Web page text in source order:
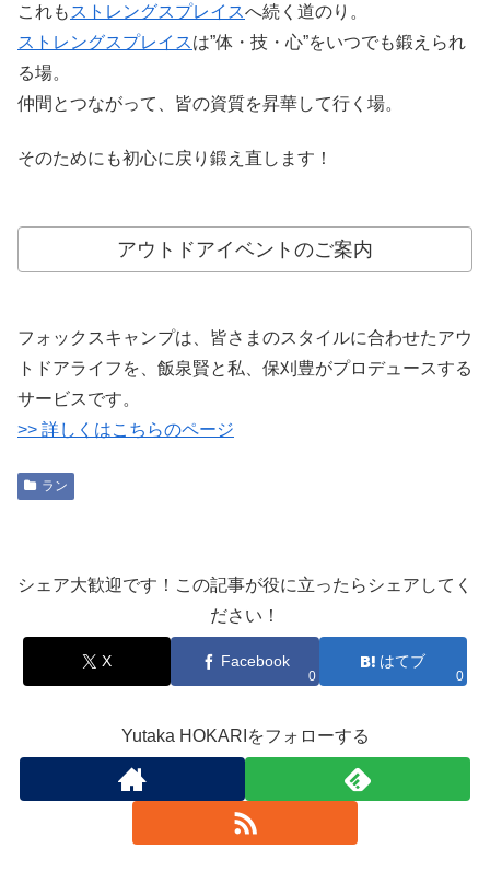
これも ストレングスプレイスへ続く道のり。
ストレングスプレイスは”体・技・心”をいつでも鍛えられ
る場。
仲間とつながって、皆の資質を昇華して行く場。
そのためにも初心に戻り鍛え直します！
アウトドアイベントのご案内
フォックスキャンプは、皆さまのスタイルに合わせたアウ
トドアライフを、飯泉賢と私、保刈豊がプロデュースする
サービスです。
>> 詳しくはこちらのページ
ラン
シェア大歓迎です！この記事が役に立ったらシェアしてく
ださい！
X Facebook
0
はてブ
0
Yutaka HOKARIをフォローする